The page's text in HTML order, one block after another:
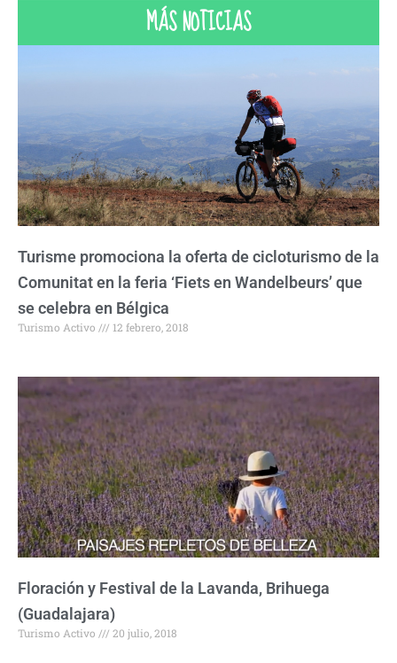
MÁS NOTICIAS
Turisme promociona la oferta de cicloturismo de la
Comunitat en la feria ‘Fiets en Wandelbeurs’ que
se celebra en Bélgica
Turismo Activo 12 febrero, 2018
Floración y Festival de la Lavanda, Brihuega
(Guadalajara)
Turismo Activo 20 julio, 2018